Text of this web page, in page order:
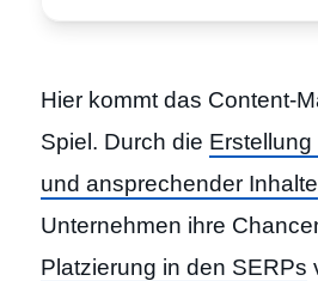
Hier kommt das Content-
Spiel. Durch die
und ansprechender Inhalte
Unternehmen ihre
Platzierung in den SERPs